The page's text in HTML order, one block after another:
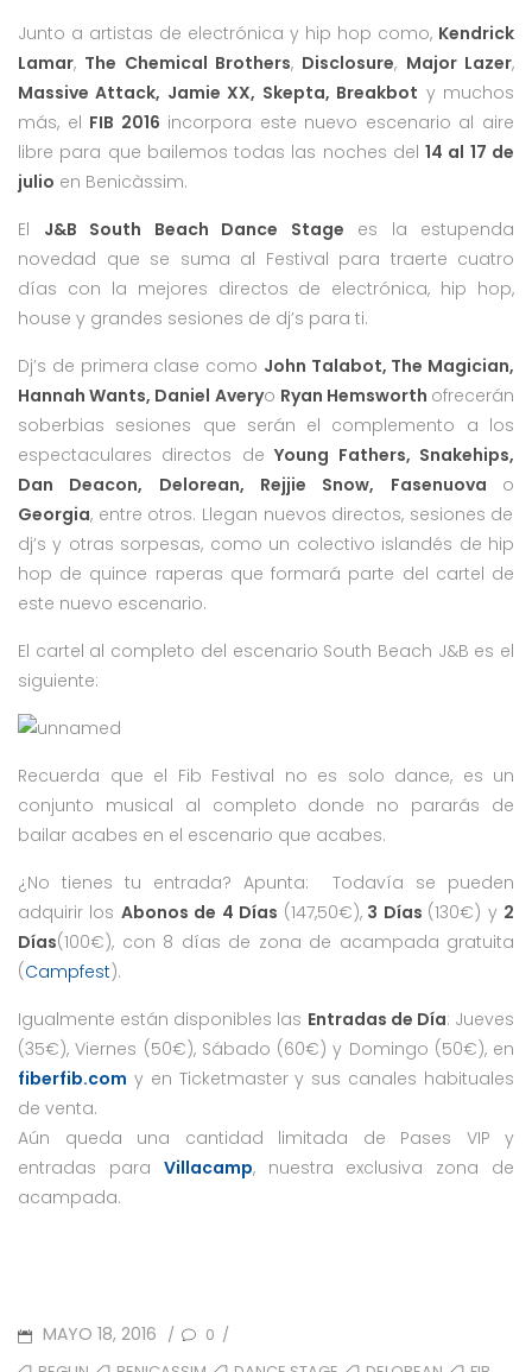
Junto a artistas de electrónica y hip hop como, Kendrick
Lamar, The Chemical Brothers, Disclosure, Major Lazer,
Massive Attack, Jamie XX, Skepta, Breakbot y muchos
más, el FIB 2016 incorpora este nuevo escenario al aire
libre para que bailemos todas las noches del14 al 17 de
julio en Benicàssim.
El J&B South Beach Dance Stage es la estupenda
novedad que se suma al Festival para traerte cuatro
días con la mejores directos de electrónica, hip hop,
house y grandes sesiones de dj’s para ti.
Dj’s de primera clase como John Talabot, The Magician,
Hannah Wants, Daniel Averyo Ryan Hemsworth ofrecerán
soberbias sesiones que serán el complemento a los
espectaculares directos deYoung Fathers, Snakehips,
Dan Deacon, Delorean, Rejjie Snow, Fasenuova o
Georgia, entre otros. Llegan nuevos directos, sesiones de
dj’s y otras sorpesas, como un colectivo islandés de hip
hop de quince raperas que formará parte del cartel de
este nuevo escenario.
El cartel al completo del escenario South Beach J&B es el
siguiente:
Recuerda que el Fib Festival no es solo dance, es un
conjunto musical al completo donde no pararás de
bailar acabes en el escenario que acabes.
¿No tienes tu entrada? Apunta: Todavía se pueden
adquirir los Abonos de 4 Días (147,50€),3 Días (130€) y 2
Días(100€), con 8 días de zona de acampada gratuita
(Campfest).
Igualmente están disponibles las Entradas de Día: Jueves
(35€), Viernes (50€), Sábado (60€) y Domingo (50€), en
fiberfib.com y en Ticketmaster y sus canales habituales
de venta.
Aún queda una cantidad limitada de Pases VIP y
entradas para Villacamp, nuestra exclusiva zona de
acampada.
POSTED
MAYO 18, 2016 / 0 /